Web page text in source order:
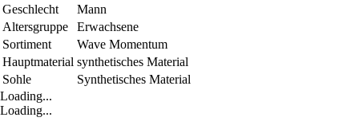
Geschlecht
Mann
Altersgruppe
Erwachsene
Sortiment
Wave Momentum
Hauptmaterial synthetisches Material
Sohle
Synthetisches Material
Loading...
Loading...